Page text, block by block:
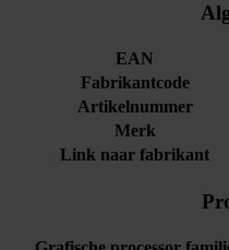
EAN
Fabrikantcode
Artikelnummer
Merk
Link naar fabrikant